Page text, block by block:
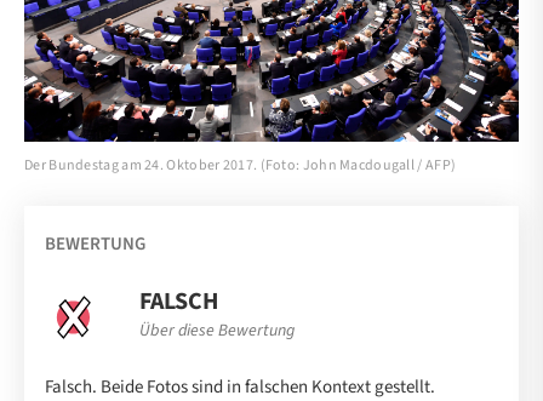
Der Bundestag am 24. Oktober 2017. (Foto: John Macdougall / AFP)
BEWERTUNG
FALSCH
Über diese Bewertung
Falsch. Beide Fotos sind in falschen Kontext gestellt.